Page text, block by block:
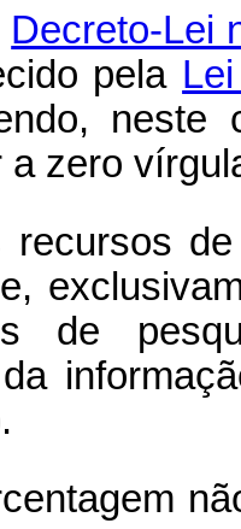
Decreto-Lei
pela
neste
a zero
de